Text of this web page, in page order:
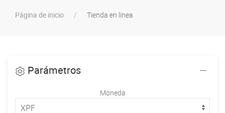
Página de inicio Tienda en línea
Parámetros
Moneda